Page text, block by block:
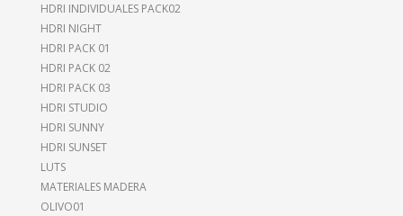
HDRI INDIVIDUALES PACK02
HDRI NIGHT
HDRI PACK 01
HDRI PACK 02
HDRI PACK 03
HDRI STUDIO
HDRI SUNNY
HDRI SUNSET
LUTS
MATERIALES MADERA
OLIVO01